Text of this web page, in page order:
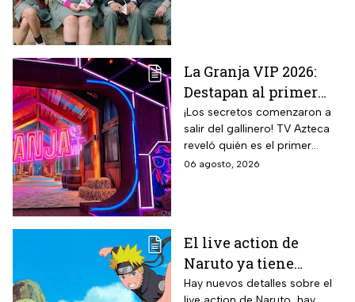
La Granja VIP 2026:
Destapan al primer
participante del
reality más viral de la
televisión mexicana
¡Los secretos comenzaron a
salir del gallinero! TV Azteca
reveló quién es el primer
granjero confirmado para la
06 agosto, 2026
El live action de
Naruto ya tiene
director y así avanza
Hay nuevos detalles sobre el